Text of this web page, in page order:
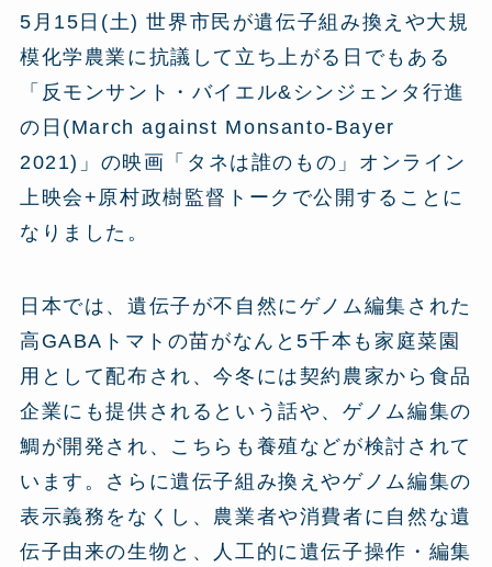
5月15日(土) 世界市民が遺伝子組み換えや大規
模化学農業に抗議して立ち上がる日でもある
「反モンサント・バイエル&シンジェンタ行進
の日(March against Monsanto-Bayer
2021)」の映画「タネは誰のもの」オンライン
上映会+原村政樹監督トークで公開することに
なりました。
日本では、遺伝子が不自然にゲノム編集された
高GABAトマトの苗がなんと5千本も家庭菜園
用として配布され、今冬には契約農家から食品
企業にも提供されるという話や、ゲノム編集の
鯛が開発され、こちらも養殖などが検討されて
います。さらに遺伝子組み換えやゲノム編集の
表示義務をなくし、農業者や消費者に自然な遺
伝子由来の生物と、人工的に遺伝子操作・編集